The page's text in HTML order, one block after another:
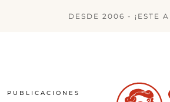
DESDE 2006 - ¡ESTE
PUBLICACIONES